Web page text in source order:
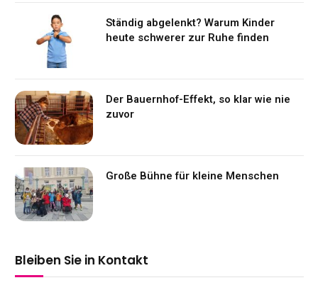
Ständig abgelenkt? Warum Kinder
heute schwerer zur Ruhe finden
Der Bauernhof-Effekt, so klar wie nie
zuvor
Große Bühne für kleine Menschen
Bleiben Sie in Kontakt